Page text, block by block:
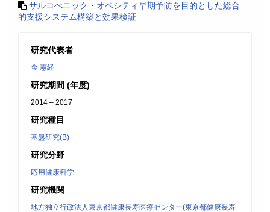
サルコぺニック・オベシティ早期予防を目的とした総合
的支援システム構築と効果検証
研究代表者
金 憲経
研究期間 (年度)
2014 – 2017
研究種目
基盤研究(B)
研究分野
応用健康科学
研究機関
地方独立行政法人東京都健康長寿医療センター(東京都健康長寿